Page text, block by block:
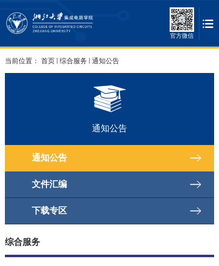
官方微信
当前位置： 首页 综合服务 通知公告
通知公告
通知公告
文件汇编
下载专区
综合服务